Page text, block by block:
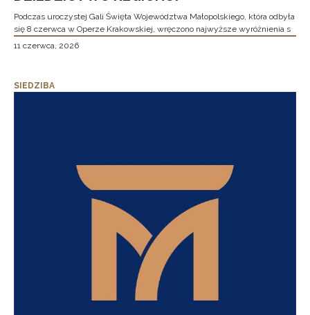
Podczas uroczystej Gali Święta Województwa Małopolskiego, która odbyła
się 8 czerwca w Operze Krakowskiej, wręczono najwyższe wyróżnienia s
11 czerwca, 2026
SIEDZIBA